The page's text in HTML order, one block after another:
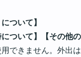
ついて】
ついて】【その他
できません。外出